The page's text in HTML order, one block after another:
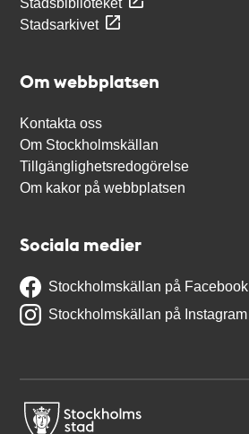
Stadsbiblioteket
Stadsarkivet
Om webbplatsen
Kontakta oss
Om Stockholmskällan
Tillgänglighetsredogörelse
Om kakor på webbplatsen
Sociala medier
Stockholmskällan på Facebook
Stockholmskällan på Instagram